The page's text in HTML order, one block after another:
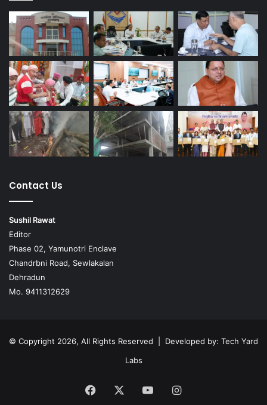
Contact Us
Sushil Rawat
Editor
Phase 02, Yamunotri Enclave
Chandrbni Road, Sewlakalan
Dehradun
Mo. 9411312629
© Copyright 2026, All Rights Reserved | Developed by: Tech Yard
Labs
Facebook YouTubeInstagram